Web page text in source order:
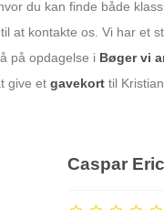
du kan finde både
at kontakte os. Vi har et
på opdagelse i Bøger vi
give etgavekort til
Caspar